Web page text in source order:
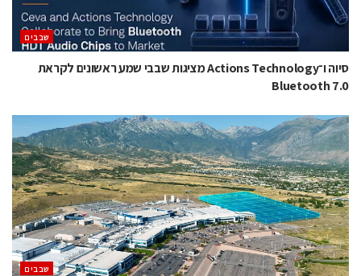
‫שבבים‬
סיוה ו־Actions Technology מציגות שבבי שמע ראשונים לקראת
Bluetooth 7.0
‫שבבים‬